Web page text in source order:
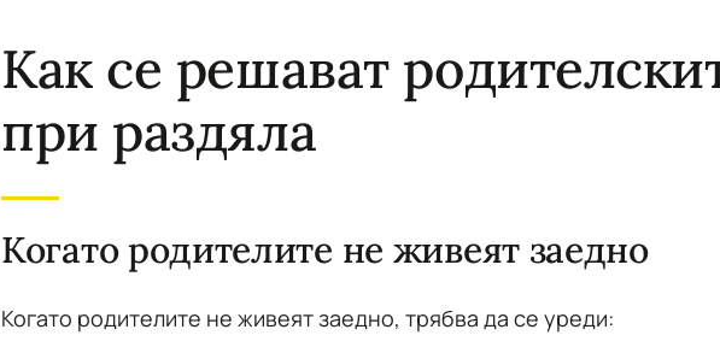
Как се решават
при раздяла
Когато родителите не живеят заедно
Когато родителите не живеят заедно, трябва да се уреди: